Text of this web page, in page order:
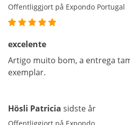
Offentliggjort på Expondo Portugal
excelente
Artigo muito bom, a entrega
exemplar.
Hösli Patricia sidste år